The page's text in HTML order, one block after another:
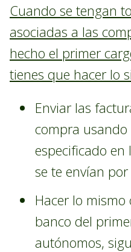
Cuando se tengan
asociadas a las
hecho el primer
tienes que hacer lo
Enviar las
compra usando
especificado en
se te envían
Hacer lo mismo
banco del
autónomos,